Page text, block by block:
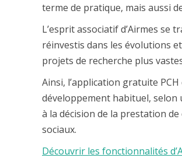
terme de pratique, mais aussi
L’esprit associatif d’Airmes se
réinvestis dans les évolutions
projets de recherche plus
Ainsi, l’application gratuite
développement habituel, selon
à la décision de la prestation
sociaux.
Découvrir les fonctionnalités